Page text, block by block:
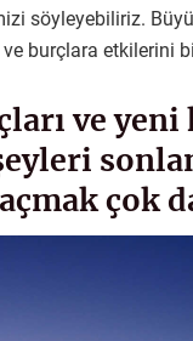
söyleyebiliriz.
ve burçlara etkilerini
ve
çok